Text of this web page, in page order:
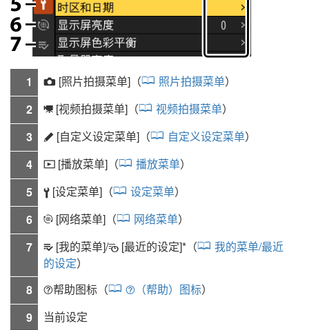
1 C [照片拍摄菜单]（ 照片拍摄菜单）
2
1 [视频拍摄菜单]（ 视频拍摄菜单）
3
A [自定义设定菜单]（ 自定义设定菜单）
4
D [播放菜单]（ 播放菜单）
5
B [设定菜单]（ 设定菜单）
6
a [网络菜单]（ 网络菜单）
7
O [我的菜单]/m [最近的设定]* （
我的菜单/最近
的设定）
8
d帮助图标（ d （帮助）图标）
9
当前设定